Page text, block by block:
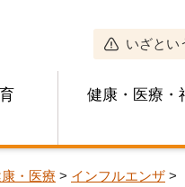
いざとい
健康・医療・
・医療 > インフルエンザ >